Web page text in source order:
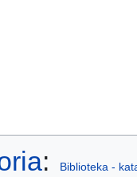
: Biblioteka -